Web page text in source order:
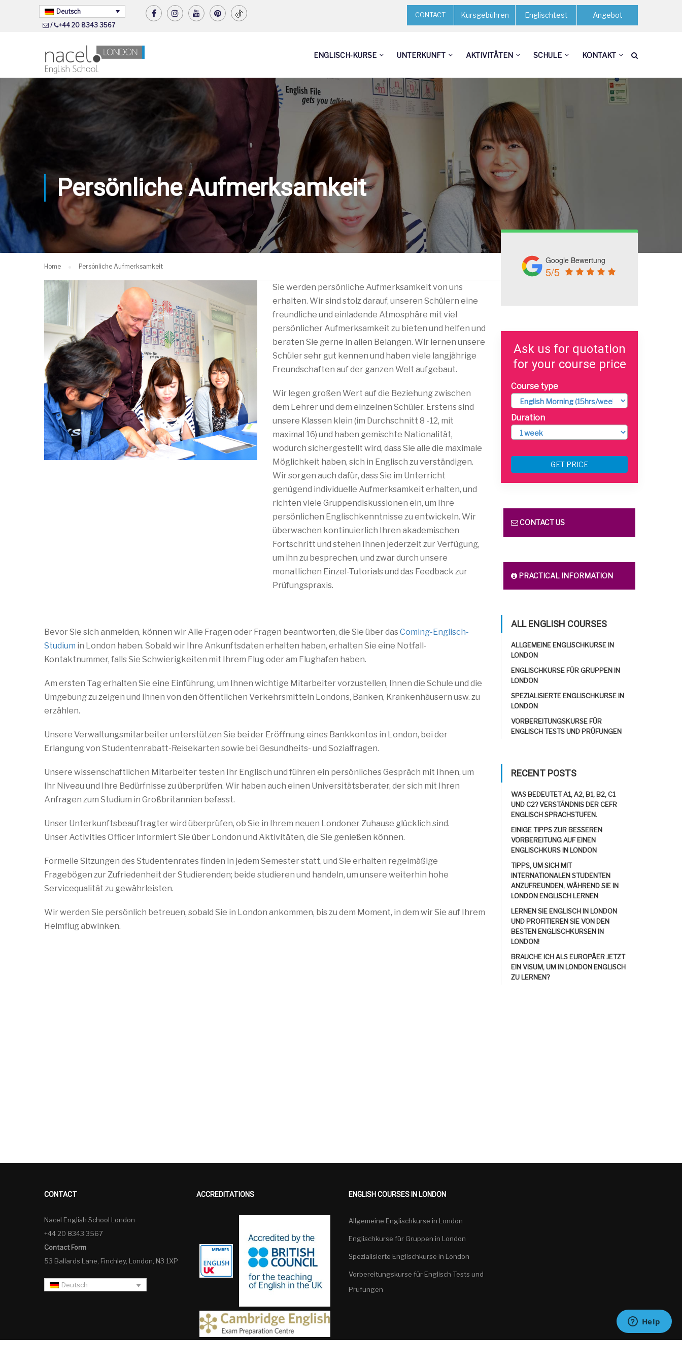
Deutsch
/
+44 20 8343 3567
Angebot
Englischtest
Kursgebühren
CONTACT
ENGLISCH-KURSE UNTERKUNFT AKTIVITÄTEN SCHULE KONTAKT
Persönliche Aufmerksamkeit
Home Persönliche Aufmerksamkeit
Sie werden persönliche Aufmerksamkeit von uns
erhalten. Wir sind stolz darauf, unseren Schülern eine
freundliche und einladende Atmosphäre mit viel
persönlicher Aufmerksamkeit zu bieten und helfen und
beraten Sie gerne in allen Belangen. Wir lernen unsere
Schüler sehr gut kennen und haben viele langjährige
Freundschaften auf der ganzen Welt aufgebaut.
Wir legen großen Wert auf die Beziehung zwischen
dem Lehrer und dem einzelnen Schüler. Erstens sind
unsere Klassen klein (im Durchschnitt 8 -12, mit
maximal 16) und haben gemischte Nationalität,
wodurch sichergestellt wird, dass Sie alle die maximale
Möglichkeit haben, sich in Englisch zu verständigen.
Wir sorgen auch dafür, dass Sie im Unterricht
genügend individuelle Aufmerksamkeit erhalten, und
richten viele Gruppendiskussionen ein, um Ihre
persönlichen Englischkenntnisse zu entwickeln. Wir
überwachen kontinuierlich Ihren akademischen
Fortschritt und stehen Ihnen jederzeit zur Verfügung,
um ihn zu besprechen, und zwar durch unsere
monatlichen Einzel-Tutorials und das Feedback zur
Prüfungspraxis.
Bevor Sie sich anmelden, können wir Alle Fragen oder Fragen beantworten, die Sie über das Coming-Englisch-
Studium in London haben. Sobald wir Ihre Ankunftsdaten erhalten haben, erhalten Sie eine Notfall-
Kontaktnummer, falls Sie Schwierigkeiten mit Ihrem Flug oder am Flughafen haben.
Am ersten Tag erhalten Sie eine Einführung, um Ihnen wichtige Mitarbeiter vorzustellen, Ihnen die Schule und die
Umgebung zu zeigen und Ihnen von den öffentlichen Verkehrsmitteln Londons, Banken, Krankenhäusern usw. zu
erzählen.
Unsere Verwaltungsmitarbeiter unterstützen Sie bei der Eröffnung eines Bankkontos in London, bei der
Erlangung von Studentenrabatt-Reisekarten sowie bei Gesundheits- und Sozialfragen.
Unsere wissenschaftlichen Mitarbeiter testen Ihr Englisch und führen ein persönliches Gespräch mit Ihnen, um
Ihr Niveau und Ihre Bedürfnisse zu überprüfen. Wir haben auch einen Universitätsberater, der sich mit Ihren
Anfragen zum Studium in Großbritannien befasst.
Unser Unterkunftsbeauftragter wird überprüfen, ob Sie in Ihrem neuen Londoner Zuhause glücklich sind.
Unser Activities Officer informiert Sie über London und Aktivitäten, die Sie genießen können.
Formelle Sitzungen des Studentenrates finden in jedem Semester statt, und Sie erhalten regelmäßige
Fragebögen zur Zufriedenheit der Studierenden; beide studieren und handeln, um unsere weiterhin hohe
Servicequalität zu gewährleisten.
Wir werden Sie persönlich betreuen, sobald Sie in London ankommen, bis zu dem Moment, in dem wir Sie auf Ihrem
Heimflug abwinken.
Google Bewertung
5/5
Ask us for quotation
for your course price
Course type
Duration
GET PRICE
CONTACT US
PRACTICAL INFORMATION
ALL ENGLISH COURSES
ALLGEMEINE ENGLISCHKURSE IN
LONDON
ENGLISCHKURSE FÜR GRUPPEN IN
LONDON
SPEZIALISIERTE ENGLISCHKURSE IN
LONDON
VORBEREITUNGSKURSE FÜR
ENGLISCH TESTS UND PRÜFUNGEN
RECENT POSTS
WAS BEDEUTET A1, A2, B1, B2, C1
UND C2? VERSTÄNDNIS DER CEFR
ENGLISCH SPRACHSTUFEN.
EINIGE TIPPS ZUR BESSEREN
VORBEREITUNG AUF EINEN
ENGLISCHKURS IN LONDON
TIPPS, UM SICH MIT
INTERNATIONALEN STUDENTEN
ANZUFREUNDEN, WÄHREND SIE IN
LONDON ENGLISCH LERNEN
LERNEN SIE ENGLISCH IN LONDON
UND PROFITIEREN SIE VON DEN
BESTEN ENGLISCHKURSEN IN
LONDON!
BRAUCHE ICH ALS EUROPÄER JETZT
EIN VISUM, UM IN LONDON ENGLISCH
ZU LERNEN?
CONTACT
Nacel English School London
+44 20 8343 3567
Contact Form
53 Ballards Lane, Finchley, London, N3 1XP
Deutsch
ACCREDITATIONS ENGLISH COURSES IN LONDON
Allgemeine Englischkurse in London
Englischkurse für Gruppen in London
Spezialisierte Englischkurse in London
Vorbereitungskurse für Englisch Tests und
Prüfungen